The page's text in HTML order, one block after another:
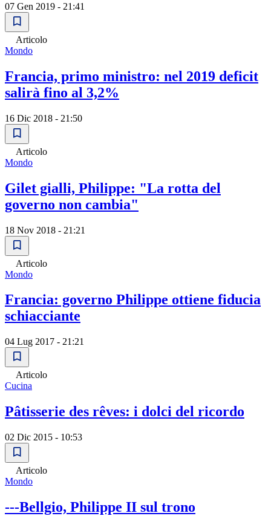
07 Gen 2019 - 21:41
Articolo
Mondo
Francia, primo ministro: nel 2019 deficit
salirà fino al 3,2%
16 Dic 2018 - 21:50
Articolo
Mondo
Gilet gialli, Philippe: "La rotta del
governo non cambia"
18 Nov 2018 - 21:21
Articolo
Mondo
Francia: governo Philippe ottiene fiducia
schiacciante
04 Lug 2017 - 21:21
Articolo
Cucina
Pâtisserie des rêves: i dolci del ricordo
02 Dic 2015 - 10:53
Articolo
Mondo
---Bellgio, Philippe II sul trono